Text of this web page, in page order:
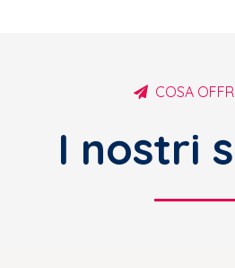
COSA
I nostri